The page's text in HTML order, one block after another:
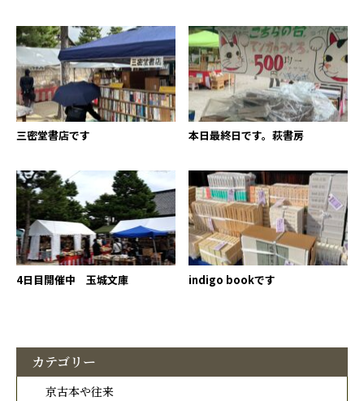
三密堂書店です 本日最終日です。萩書房
4日目開催中 玉城文庫 indigo bookです
カテゴリー
京古本や往来